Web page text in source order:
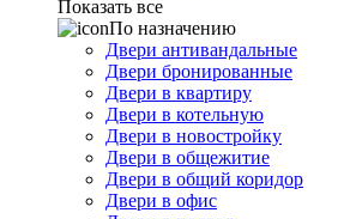
Показать все
По назначению
Двери антивандальные
Двери бронированные
Двери в квартиру
Двери в котельную
Двери в новостройку
Двери в общежитие
Двери в общий коридор
Двери в офис